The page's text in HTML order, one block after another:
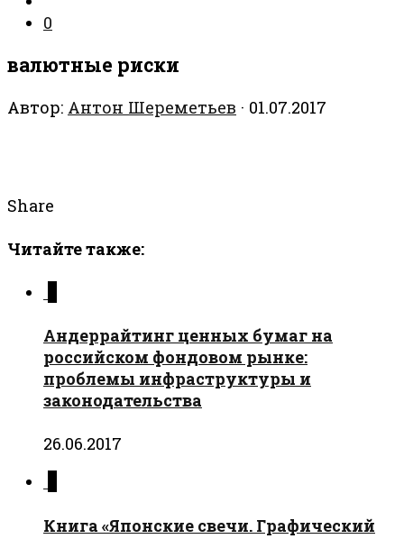
0
валютные риски
Автор: Антон Шереметьев · 01.07.2017
Share
Читайте также:
Андеррайтинг ценных бумаг на
российском фондовом рынке:
проблемы инфраструктуры и
законодательства
26.06.2017
Книга «Японские свечи. Графический